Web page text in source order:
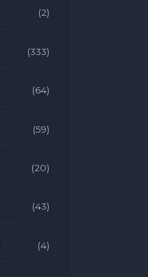
(2)
(333)
(64)
(59)
(20)
(43)
(4)